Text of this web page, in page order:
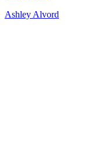
Ashley Alvord